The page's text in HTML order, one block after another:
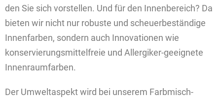
den Sie sich vorstellen. Und für den Innenbereich? Da
bieten wir nicht nur robuste und scheuerbeständige
Innenfarben, sondern auch Innovationen wie
konservierungsmittelfreie und Allergiker-geeignete
Innenraumfarben.
Der Umweltaspekt wird bei unserem Farbmisch-